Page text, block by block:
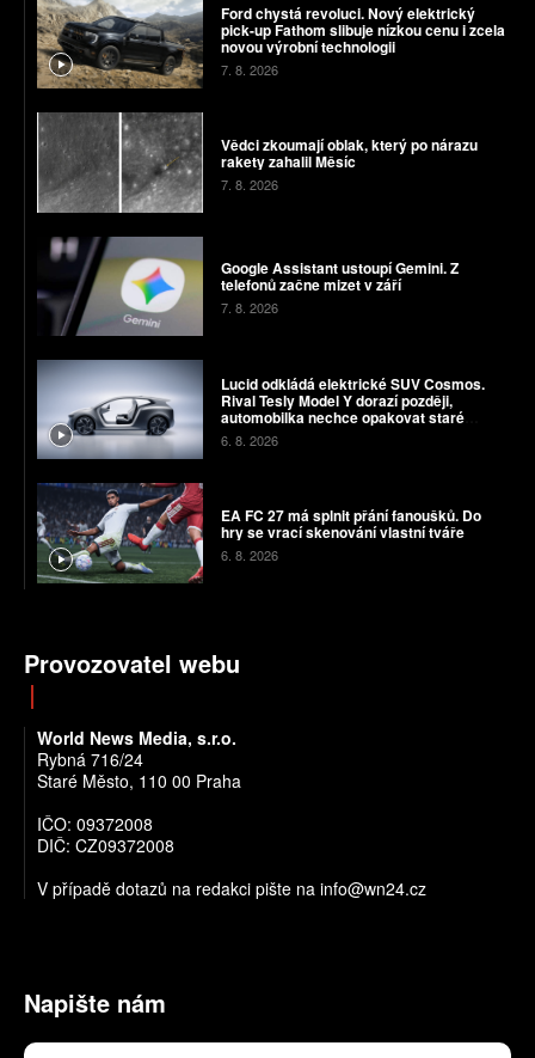
Ford chystá revoluci. Nový elektrický
pick-up Fathom slibuje nízkou cenu i zcela
novou výrobní technologii
7. 8. 2026
Vědci zkoumají oblak, který po nárazu
rakety zahalil Měsíc
7. 8. 2026
Google Assistant ustoupí Gemini. Z
telefonů začne mizet v září
7. 8. 2026
Lucid odkládá elektrické SUV Cosmos.
Rival Tesly Model Y dorazí později,
automobilka nechce opakovat staré
chyby
6. 8. 2026
EA FC 27 má splnit přání fanoušků. Do
hry se vrací skenování vlastní tváře
6. 8. 2026
Provozovatel webu
World News Media, s.r.o.
Rybná 716/24
Staré Město, 110 00 Praha
IČO: 09372008
DIČ: CZ09372008
V případě dotazů na redakci pište na info@wn24.cz
Napište nám